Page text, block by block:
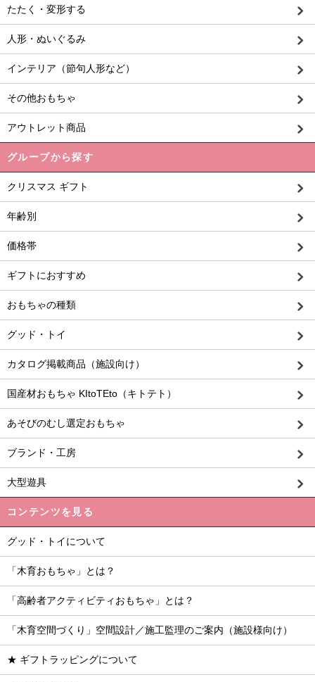
たたく・変形する
人形・ぬいぐるみ
インテリア（節句人形など）
その他おもちゃ
アウトレット商品
グループから探す
クリスマス ギフト
年齢別
価格帯
ギフトにおすすめ
おもちゃの種類
グッド・トイ
カタログ掲載商品（施設向け）
国産材おもちゃ KItoTEto（キトテト）
あそびのむし選定おもちゃ
ブランド・工房
大型遊具
コンテンツを見る
グッド・トイについて
「木育おもちゃ」とは？
「高齢者アクティビティおもちゃ」とは？
「木育空間づくり」空間設計／施工監理のご案内（施設様向け）
★ ギフトラッピングについて